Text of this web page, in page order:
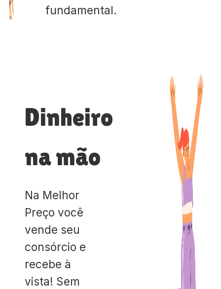
fundamental.
Dinheiro
na mão
Na Melhor
Preço você
vende seu
consórcio e
recebe à
vista! Sem